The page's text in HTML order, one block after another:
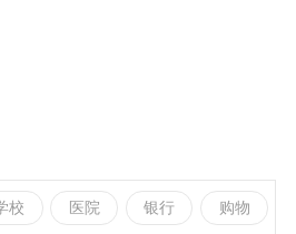
校 医院 银行 购物